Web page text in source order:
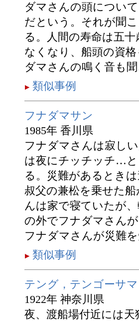
ダマさんの頭につい
だという。それが聞
る。人間の寿命は五
なくなり、船頭の資
ダマさんの鳴く音も
類似事例
フナダマサン
1985年 香川県
フナダマさんは寂し
は夜にチッチッチ…
る。災難があるとき
叔父の兼松を乗せた
んは家で寝ていたが
の外でフナダマさん
フナダマさんが災難
類似事例
テング，テンゴーサマ
1922年 神奈川県
夜、渡船場付近には